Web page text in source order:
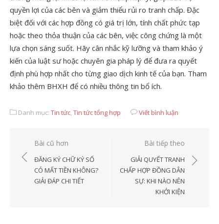
quyền lợi của các bên và giảm thiểu rủi ro tranh chấp. Đặc
biệt đối với các hợp đồng có giá trị lớn, tính chất phức tạp
hoặc theo thỏa thuận của các bên, việc công chứng là một
lựa chọn sáng suốt. Hãy cân nhắc kỹ lưỡng và tham khảo ý
kiến của luật sư hoặc chuyên gia pháp lý để đưa ra quyết
định phù hợp nhất cho từng giao dịch kinh tế của bạn. Tham
khảo thêm BHXH để có nhiều thông tin bổ ích.
Danh mục: Tin tức,Tin tức tổng hợp Viết bình luận
Điều
hướng
viết
Bài cũ hơn
ĐĂNG KÝ CHỮ KÝ SỐ
CÓ MẤT TIỀN KHÔNG?
GIẢI ĐÁP CHI TIẾT
Bài tiếp theo
GIẢI QUYẾT TRANH
CHẤP HỢP ĐỒNG DÂN
SỰ: KHI NÀO NÊN
KHỞI KIỆN